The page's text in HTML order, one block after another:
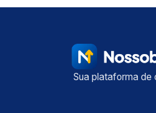
Sua plataforma de